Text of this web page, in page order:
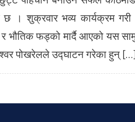
। शुक्रवार भव्य कार्यक्रम
भौतिक फड्को मार्दै आएको यस
पोखरेलले उद्घाटन गरेका हुन्